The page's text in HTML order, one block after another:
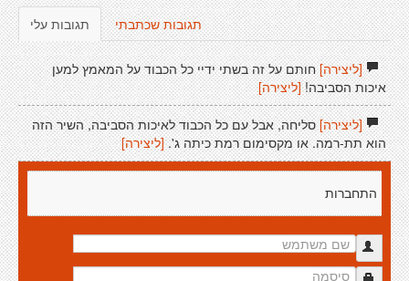
תגובות עלי תגובות שכתבתי
[ליצירה]חותם על זה בשתי ידיי כל הכבוד על המאמץ למען
איכות הסביבה! [ליצירה]
[ליצירה]סליחה, אבל עם כל הכבוד לאיכות הסביבה, השיר הזה
הוא תת-רמה. או מקסימום רמת כיתה ג'. [ליצירה]
התחברות